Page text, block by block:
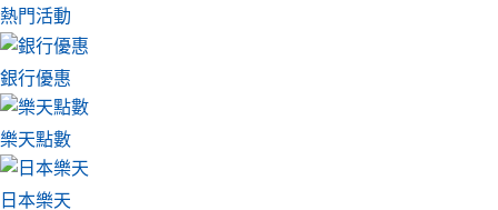
熱門活動
銀行優惠
樂天點數
日本樂天